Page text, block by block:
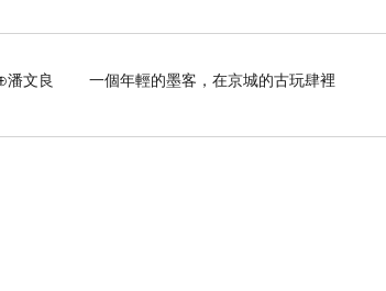
墨客，在京城的古玩肆裡